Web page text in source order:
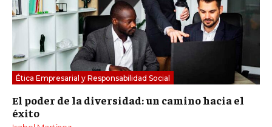
Ética Empresarial y Responsabilidad Social
El poder de la diversidad: un camino hacia el
éxito